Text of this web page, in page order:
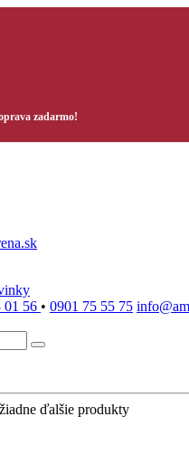
zadarmo!
01 56 • 0901 75 55 75
ďalšie produkty